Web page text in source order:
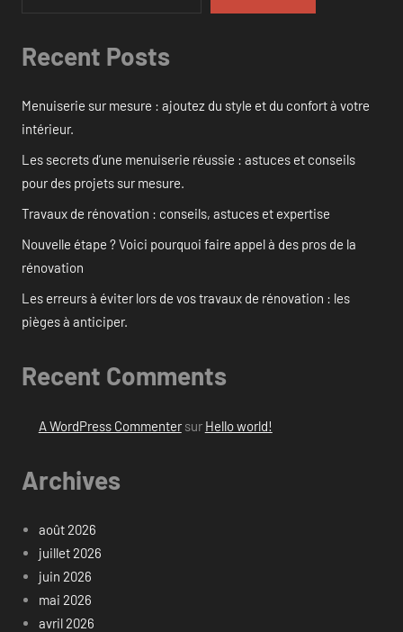
Recent Posts
Menuiserie sur mesure : ajoutez du style et du confort à votre
intérieur.
Les secrets d’une menuiserie réussie : astuces et conseils
pour des projets sur mesure.
Travaux de rénovation : conseils, astuces et expertise
Nouvelle étape ? Voici pourquoi faire appel à des pros de la
rénovation
Les erreurs à éviter lors de vos travaux de rénovation : les
pièges à anticiper.
Recent Comments
A WordPress Commentersur Hello world!
Archives
août 2026
juillet 2026
juin 2026
mai 2026
avril 2026